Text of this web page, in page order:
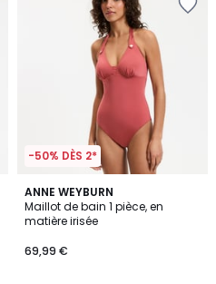
-50% DÈS 2*
ANNE WEYBURN
Maillot de bain 1 pièce, en
matière irisée
69,99 €
3
/
5